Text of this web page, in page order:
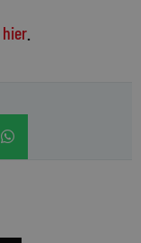
hier